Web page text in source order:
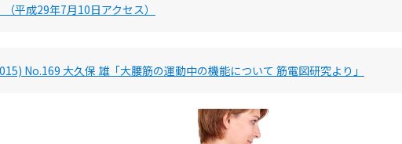
平成29年7月10日アクセス）
No.169 大久保 雄「大腰筋の運動中の機能について 筋電図研究より」